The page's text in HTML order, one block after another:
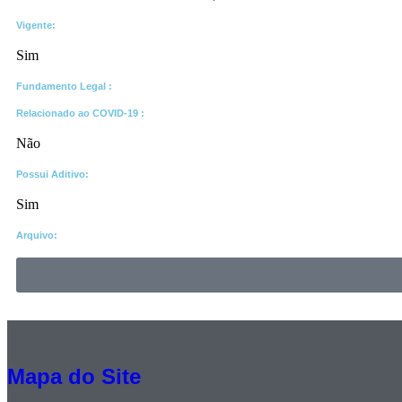
Vigente:
Sim
Fundamento Legal :​
Relacionado ao COVID-19 :​
Não
Possui Aditivo:​
Sim
Arquivo:
Mapa do Site